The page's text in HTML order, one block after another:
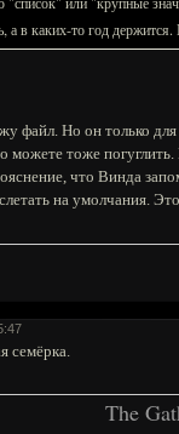
а в каких-то год
файл. Но он только для
можете тоже
что Винда
на умолчания.
семёрка.
The